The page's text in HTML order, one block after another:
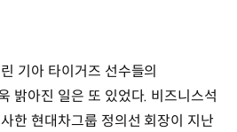
기아 타이거즈 선수들의
밝아진 일은 또 있었다. 비즈니스석
한 현대차그룹 정의선 회장이 지난